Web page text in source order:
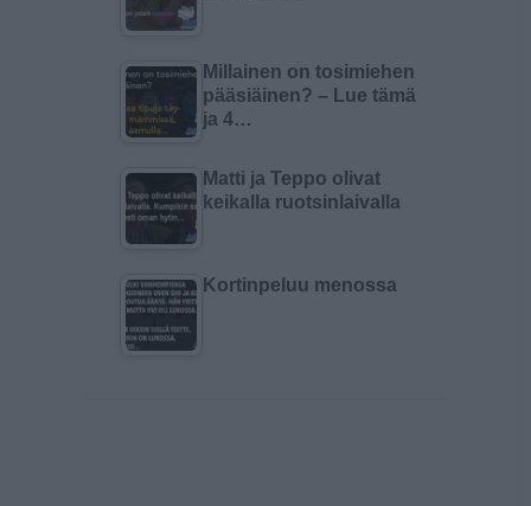
Millainen on tosimiehen
pääsiäinen? – Lue tämä
ja 4…
Matti ja Teppo olivat
keikalla ruotsinlaivalla
Kortinpeluu menossa